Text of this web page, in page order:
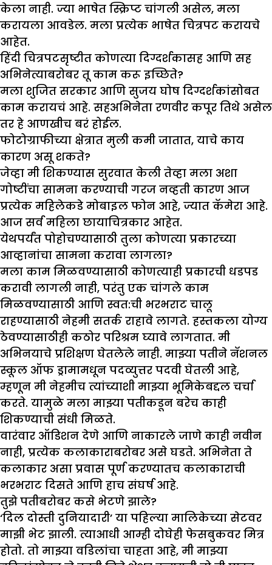
केला नाही. ज्या भाषेत स्क्रिप्ट चांगली असेल, मला
करायला आवडेल. मला प्रत्येक भाषेत चित्रपट करायचे
आहेत.
हिंदी चित्रपटसृष्टीत कोणत्या दिग्दर्शकासह आणि सह
अभिनेत्याबरोबर तू काम करू इच्छिते?
मला शुजित सरकार आणि सुजय घोष दिग्दर्शकांसोबत
काम करायचं आहे. सहअभिनेता रणवीर कपूर तिथे असेल
तर हे आणखीच बरं होईल.
फोटोग्राफीच्या क्षेत्रात मुली कमी जातात, याचे काय
कारण असू शकते?
जेव्हा मी शिकण्यास सुरवात केली तेव्हा मला अशा
गोष्टींचा सामना करण्याची गरज नव्हती कारण आज
प्रत्येक महिलेकडे मोबाइल फोन आहे, ज्यात कॅमेरा आहे.
आज सर्व महिला छायाचित्रकार आहेत.
येथपर्यंत पोहोचण्यासाठी तुला कोणत्या प्रकारच्या
आव्हानांचा सामना करावा लागला?
मला काम मिळवण्यासाठी कोणत्याही प्रकारची धडपड
करावी लागली नाही, परंतु एक चांगले काम
मिळवण्यासाठी आणि स्वत:ची भरभराट चालू
राहण्यासाठी नेहमी सतर्क राहावे लागते. हस्तकला योग्य
ठेवण्यासाठीही कठोर परिश्रम घ्यावे लागतात. मी
अभिनयाचे प्रशिक्षण घेतलेले नाही. माझ्या पतीने नॅशनल
स्कूल ऑफ ड्रामामधून पदव्युत्तर पदवी घेतली आहे,
म्हणून मी नेहमीच त्यांच्याशी माझ्या भूमिकेबद्दल चर्चा
करते. यामुळे मला माझ्या पतीकडून बरेच काही
शिकण्याची संधी मिळते.
वारंवार ऑडिशन देणे आणि नाकारले जाणे काही नवीन
नाही, प्रत्येक कलाकाराबरोबर असे घडते. अभिनेता ते
कलाकार असा प्रवास पूर्ण करण्यातच कलाकाराची
भरभराट दिसते आणि हाच संघर्ष आहे.
तुझेपतीबरोबर कसे भेटणे झाले?
‘दिल दोस्ती दुनियादारी’ या पहिल्या मालिकेच्या सेटवर
माझी भेट झाली. त्याआधी आम्ही दोघेही फेसबुकवर मित्र
होतो. तो माझ्या वडिलांचा चाहता आहे, मी माझ्या